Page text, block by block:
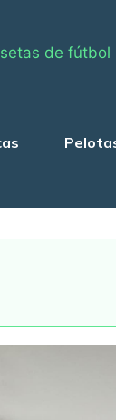
de fútbol